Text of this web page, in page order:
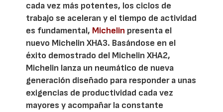
cada vez más potentes, los ciclos de
trabajo se aceleran y el tiempo de actividad
es fundamental, Michelin presenta el
nuevo Michelin XHA3. Basándose en el
éxito demostrado del Michelin XHA2,
Michelin lanza un neumático de nueva
generación diseñado para responder a unas
exigencias de productividad cada vez
mayores y acompañar la constante